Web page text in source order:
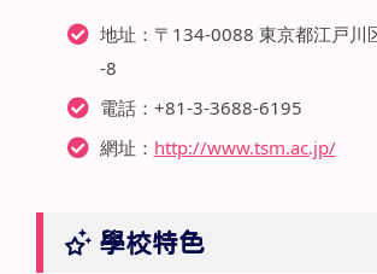
地址：〒134-0088 東京都江戸川
-8
電話：+81-3-3688-6195
網址： http://www.tsm.ac.jp/
學校特色